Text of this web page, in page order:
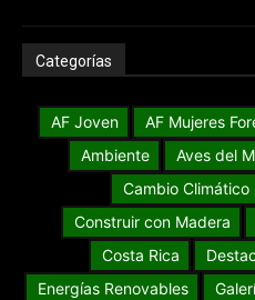
Categorías
AF Joven AF Mujeres
Ambiente
Aves del
Cambio Climático
Construir con Madera
Costa Rica
Energías Renovables